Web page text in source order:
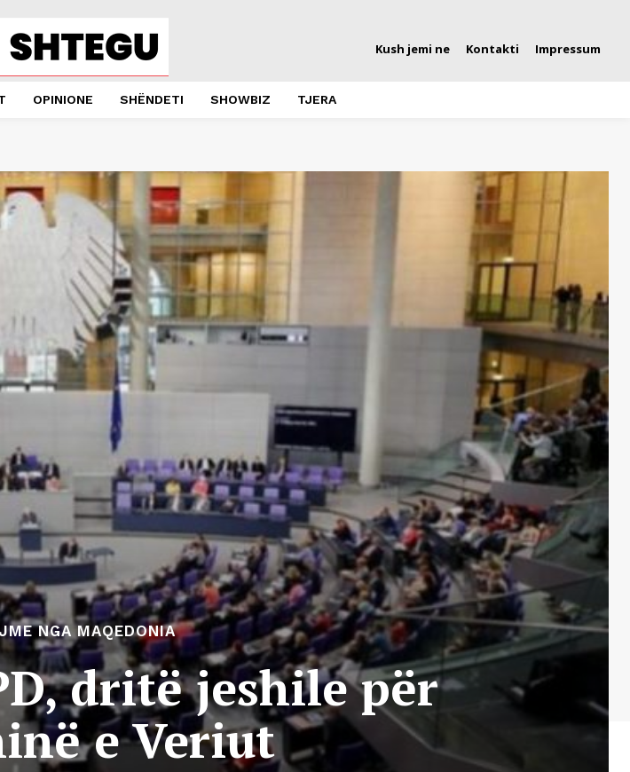
Kush jemi ne Kontakti Impressum
OPINIONE SHËNDETI SHOWBIZ TJERA
NGA MAQEDONIA
dritë jeshile për
e Veriut